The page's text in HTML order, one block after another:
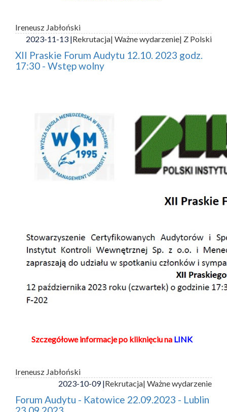
Ireneusz Jabłoński
2023-11-13 |Rekrutacja| Ważne wydarzenie| Z Polski
XII Praskie Forum Audytu 12.10. 2023 godz.
17:30 - Wstęp wolny
Szczegółowe informacje po kliknięciu na LINK
Ireneusz Jabłoński
2023-10-09 |Rekrutacja| Ważne wydarzenie
Forum Audytu - Katowice 22.09.2023 - Lublin